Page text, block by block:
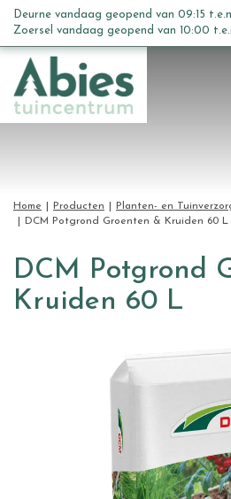
n
Home Producten Planten- en
DCM Potgrond Groenten & Kruiden 60 L
Deurne vandaag geopend van 09:15
Zoersel vandaag geopend van 10:00
DCM Potgrond
Kruiden 60 L